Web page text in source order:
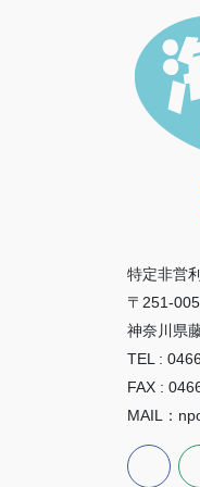
特定非営
〒251-
神奈川県
TEL :
FAX :
MAIL：